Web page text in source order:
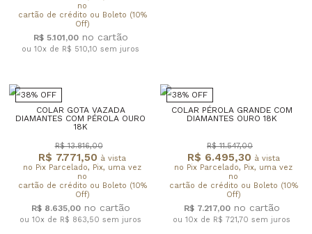
no
cartão de crédito ou Boleto (10%
Off)
R$ 5.101,00
ou 10x de R$ 510,10 sem juros
38% OFF
COLAR GOTA VAZADA
DIAMANTES COM PÉROLA OURO
18K
R$ 7.771,50 à vista
no Pix Parcelado, Pix, uma vez
no
cartão de crédito ou Boleto (10%
Off)
R$ 13.816,00
R$ 8.635,00
ou 10x de R$ 863,50 sem juros
38% OFF
COLAR PÉROLA GRANDE COM
DIAMANTES OURO 18K
R$ 6.495,30 à vista
no Pix Parcelado, Pix, uma vez
no
cartão de crédito ou Boleto (10%
Off)
R$ 11.547,00
R$ 7.217,00
ou 10x de R$ 721,70 sem juros